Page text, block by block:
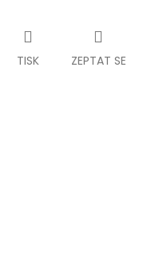
TISK ZEPTAT SE